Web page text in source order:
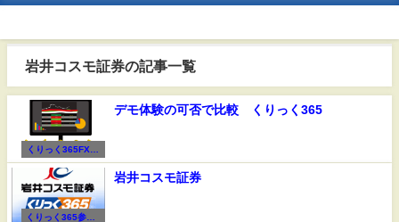
岩井コスモ証券の記事一覧
くりっく365FX会
社比較
デモ体験の可否で比較 くりっく365
くりっく365参加F
岩井コスモ証券